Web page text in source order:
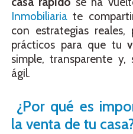
Inmobiliariate
con estrategias reales,
prácticos para que tu
simple, transparente
ágil.
¿Por qué es
la venta de tu